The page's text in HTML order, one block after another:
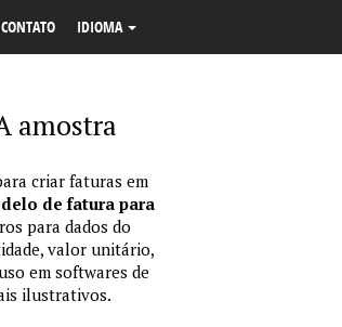
CONTATO IDIOMA
amostra
criar faturas em
de fatura para
para dados do
valor unitário,
em softwares de
ilustrativos.